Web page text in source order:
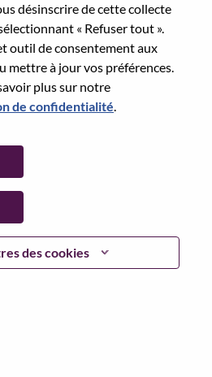
désinscrire de cette collecte
« Refuser tout ».
outil de consentement aux
mettre à jour vos préférences.
plus sur notre
de confidentialité.
des cookies
e-mail
Continue